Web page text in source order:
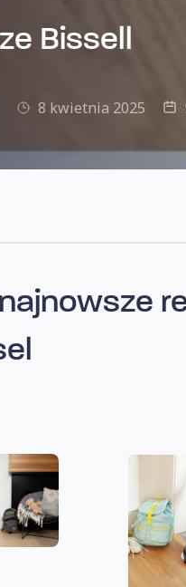
Bissell
8 kwietnia 2025